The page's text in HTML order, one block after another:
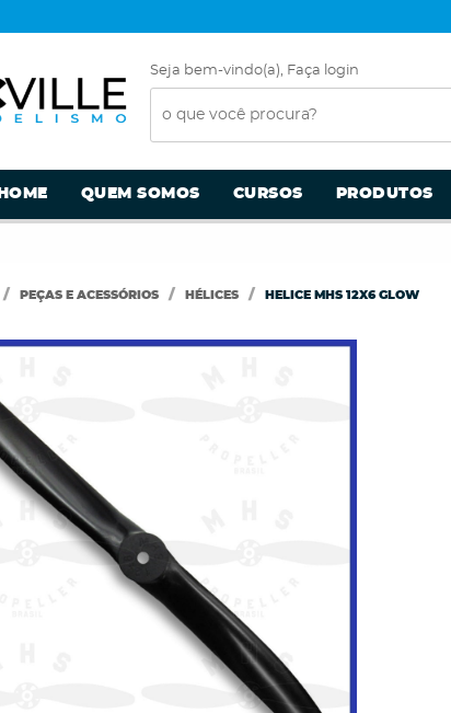
Seja bem-vindo(a), Faça login
HOME QUEM SOMOS CURSOS PRODUTOS
PEÇAS E ACESSÓRIOS HÉLICES HELICE MHS 12X6 GLOW